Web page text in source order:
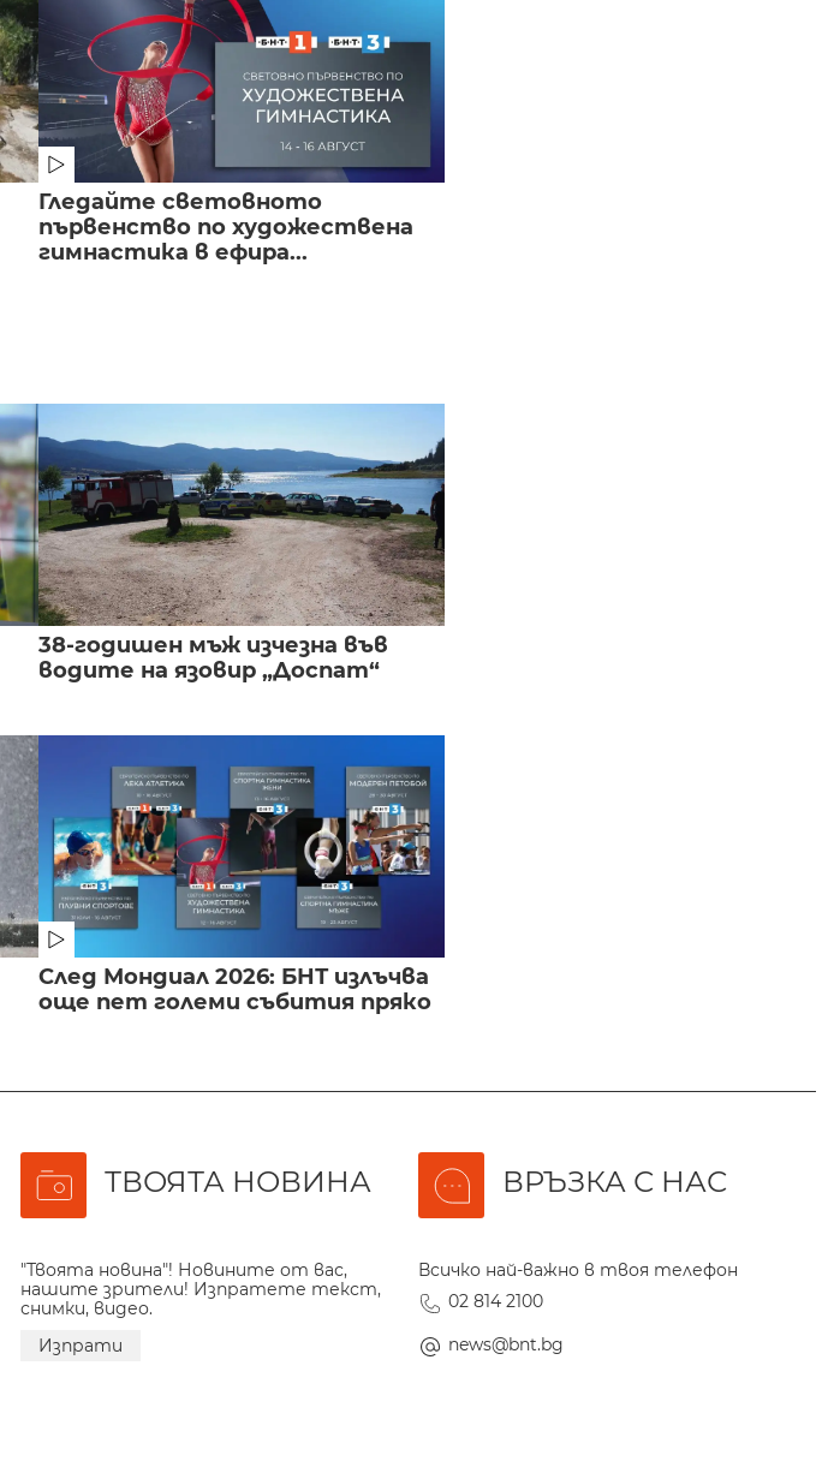
Гледайте световното
първенство по художествена
гимнастика в ефира...
38-годишен мъж изчезна във
водите на язовир „Доспат“
След Мондиал 2026: БНТ излъчва
още пет големи събития пряко
ТВОЯТА НОВИНА
"Твоята новина"! Новините от вас,
нашите зрители! Изпратете текст,
снимки, видео.
Изпрати
ВРЪЗКА С НАС
Всичко най-важно в твоя телефон
02 814 2100
news@bnt.bg